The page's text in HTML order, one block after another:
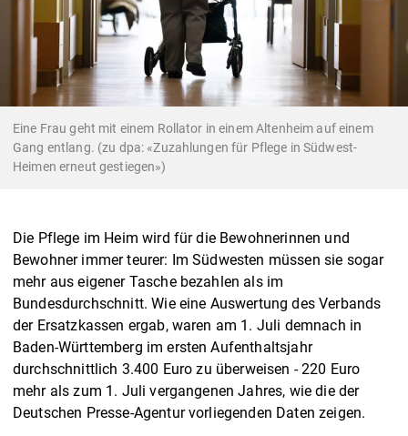
Eine Frau geht mit einem Rollator in einem Altenheim auf einem
Gang entlang. (zu dpa: «Zuzahlungen für Pflege in Südwest-
Heimen erneut gestiegen»)
Die Pflege im Heim wird für die Bewohnerinnen und
Bewohner immer teurer: Im Südwesten müssen sie sogar
mehr aus eigener Tasche bezahlen als im
Bundesdurchschnitt. Wie eine Auswertung des Verbands
der Ersatzkassen ergab, waren am 1. Juli demnach in
Baden-Württemberg im ersten Aufenthaltsjahr
durchschnittlich 3.400 Euro zu überweisen - 220 Euro
mehr als zum 1. Juli vergangenen Jahres, wie die der
Deutschen Presse-Agentur vorliegenden Daten zeigen.